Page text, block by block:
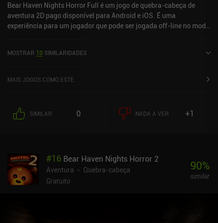
Bear Haven Nights Horror Full é um jogo de quebra-cabeça de
aventura 2D pago disponível para Android e iOS. É uma
experiência para um jogador que pode ser jogada off-line no modo
MOSTRAR 10 SIMILARIDADES
MAIS JOGOS COMO ESTE
SIMILAR 0 NADA A VER +1
#16 Bear Haven Nights Horror 2
Aventura
Quebra-cabeça
Gratuito
90%
similar